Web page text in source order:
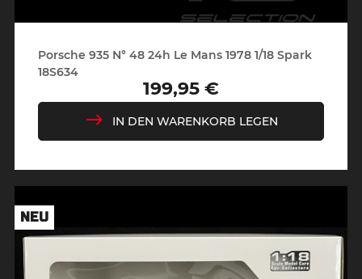
Porsche 935 N° 48 24h Le Mans 1978 1/18 Spark
18S634
Preis
199,95 €
IN DEN WARENKORB LEGEN
NEU